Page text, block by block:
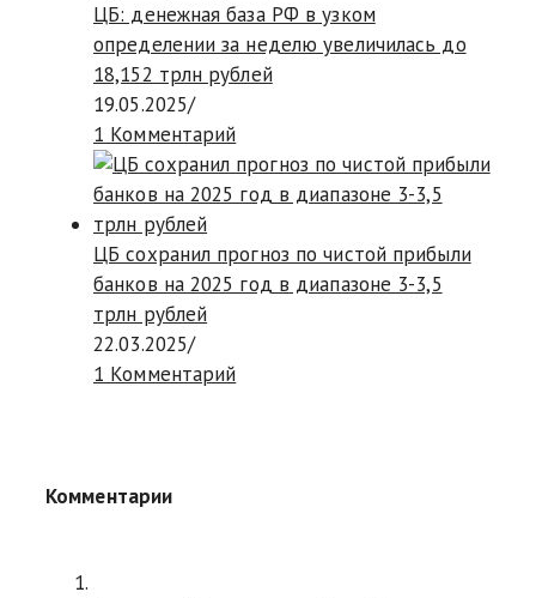
ЦБ: денежная база РФ в узком
определении за неделю увеличилась до
18,152 трлн рублей
19.05.2025/
1 Комментарий
ЦБ сохранил прогноз по чистой прибыли
банков на 2025 год в диапазоне 3-3,5
трлн рублей
22.03.2025/
1 Комментарий
Комментарии